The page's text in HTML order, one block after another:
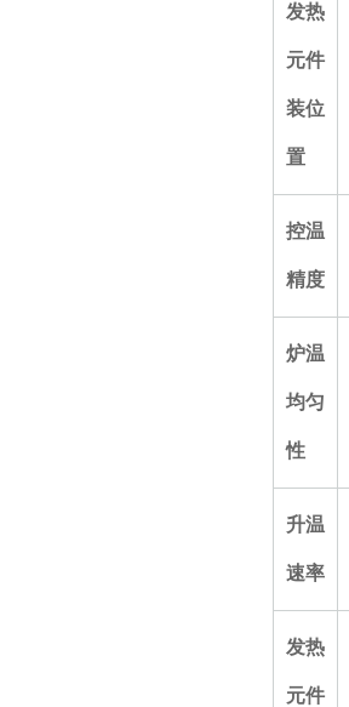
发热
元件
装位
置
控温
精度
炉温
均匀
性
升温
速率
发热
元件